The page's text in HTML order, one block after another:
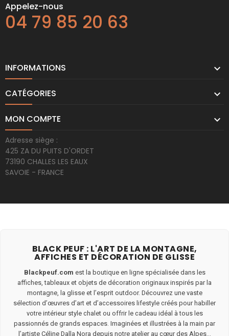
Appelez-nous
04 79 85 20 63
INFORMATIONS 
CATÉGORIES 
MON COMPTE 
Adresse siège :
425 ZA DU PUITS D'ORDET
73190 CHALLES LES EAUX
SAVOIE - FRANCE
BLACK PEUF : L'ART DE LA MONTAGNE,
AFFICHES ET DÉCORATION DE GLISSE
Blackpeuf.com est la boutique en ligne spécialisée dans les
affiches, tableaux et objets de décoration originaux inspirés par la
montagne, la glisse et l’esprit outdoor. Découvrez une vaste
sélection d’œuvres d’art et d’accessoires lifestyle créés pour habiller
votre intérieur style chalet ou offrir le cadeau idéal à tous les
passionnés de grands espaces. Imaginées et illustrées à la main par
l’artiste Céline Dalla Nora depuis notre atelier au cœur des Alpes...